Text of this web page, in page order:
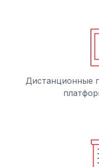
Дистанционные